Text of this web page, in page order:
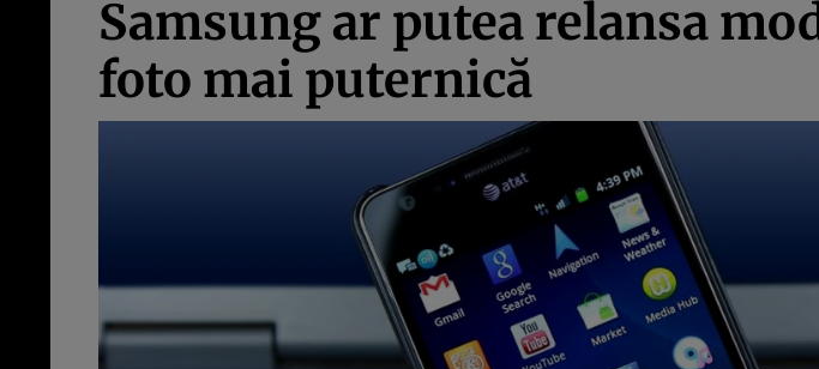
Samsung ar putea relansa
foto mai puternică